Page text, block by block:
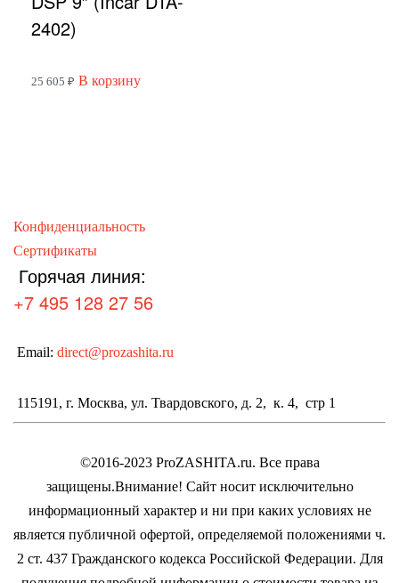
2402)
25 605 ₽ В корзину
Конфиденциальность
Сертификаты
Горячая линия:
+7 495 128 27 56
Email: direct@prozashita.ru
115191, г. Москва, ул. Твардовского, д. 2, к. 4, стр 1
©2016-2023 ProZASHITA.ru. Все права
защищены.Внимание! Cайт носит исключительно
информационный характер и ни при каких условиях не
является публичной офертой, определяемой положениями ч.
2 ст. 437 Гражданского кодекса Российской Федерации. Для